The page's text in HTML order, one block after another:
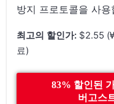
방지 프로토콜을 사용
최고의 할인가: $2.55
료)
83% 할인된
버고스